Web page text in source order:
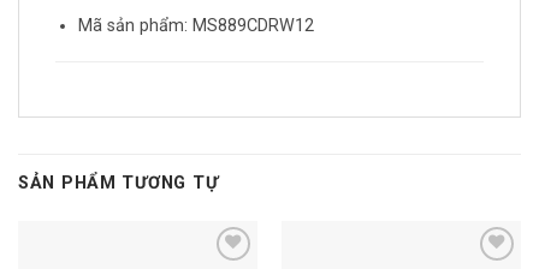
Mã sản phẩm: MS889CDRW12
SẢN PHẨM TƯƠNG TỰ